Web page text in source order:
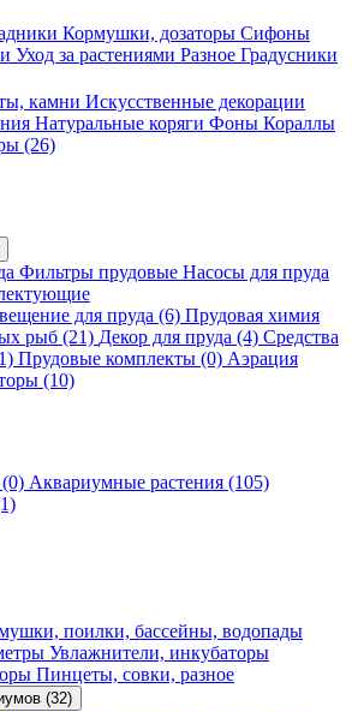
Кормушки, дозаторы Сифоны
Уход за растениями Разное Градусники
камни Искусственные декорации
Натуральные коряги Фоны Кораллы
(26)
Фильтры прудовые Насосы для пруда
для пруда (6) Прудовая химия
рыб (21) Декор для пруда (4) Средства
Прудовые комплекты (0) Аэрация
(10)
(0) Аквариумные растения (105)
поилки, бассейны, водопады
Увлажнители, инкубаторы
Пинцеты, совки, разное
(32)